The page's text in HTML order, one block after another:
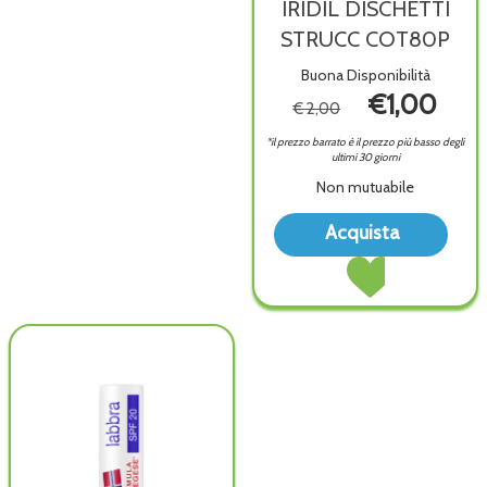
IRIDIL DISCHETTI
STRUCC COT80P
Buona Disponibilità
€ 2,00 €1,00
*il prezzo barrato è il prezzo più basso degli
ultimi 30 giorni
Non mutuabile
Acquista
Acquista IRIDIL
STRUCC